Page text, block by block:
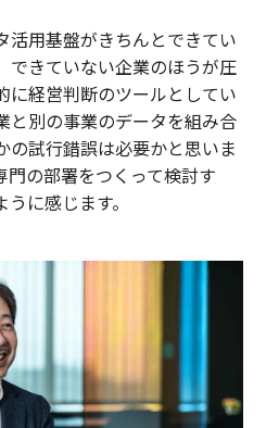
活用基盤がきちんとできてい
できていない企業のほうが圧
に経営判断のツールとしてい
と別の事業のデータを組み合
の試行錯誤は必要かと思いま
の部署をつくって検討す
に感じます。